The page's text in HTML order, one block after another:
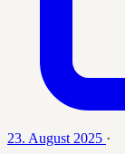
23. August 2025 ·